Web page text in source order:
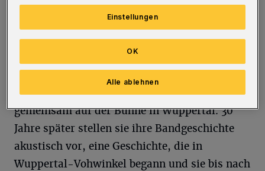
viele Termine waren zuletzt im Vorfeld
ausverkauft.
Den Auftakt macht am 26. Juli die
Wuppertaler Kult-Band „Uncle Ho“. Im
Sommer 1994 standen sie das erste Mal
gemeinsam auf der Bühne in Wuppertal. 30
Jahre später stellen sie ihre Bandgeschichte
akustisch vor, eine Geschichte, die in
Wuppertal-Vohwinkel begann und sie bis nach
Einstellungen
Alle ablehnen
OK